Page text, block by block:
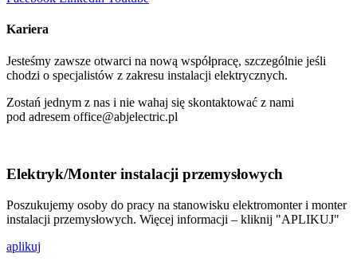
Kariera
Jesteśmy zawsze otwarci na nową współpracę, szczególnie jeśli
chodzi o specjalistów z zakresu instalacji elektrycznych.
Zostań jednym z nas i nie wahaj się skontaktować z nami
pod adresem office@abjelectric.pl
Elektryk/Monter instalacji przemysłowych
Poszukujemy osoby do pracy na stanowisku elektromonter i monter
instalacji przemysłowych. Więcej informacji – kliknij "APLIKUJ"
aplikuj